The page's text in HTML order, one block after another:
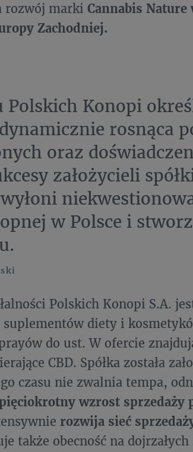
rozwój marki Cannabis Nature
Zachodniej.
Polskich Konopi
rosnąca
oraz
założycieli
w Polsce i
Polskich Konopi S.A.
diety i
do ust. W ofercie
CBD. Spółka została
czasu nie zwalnia tempa,
wzrost sprzedaży
rozwija sieć
także obecność na